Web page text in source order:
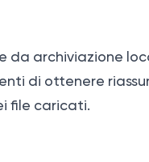
da archiviazione
di ottenere
file caricati.